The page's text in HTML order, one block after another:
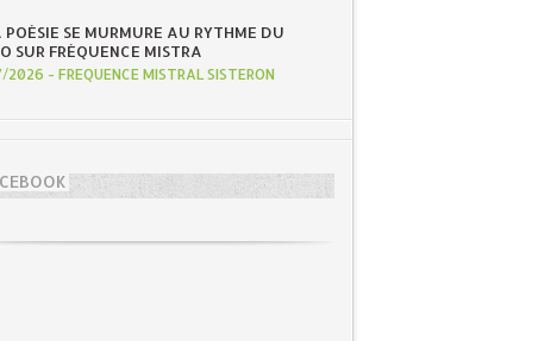
POÉSIE SE MURMURE AU RYTHME DU
SUR FRÉQUENCE MISTRA
2026 - FREQUENCE MISTRAL SISTERON